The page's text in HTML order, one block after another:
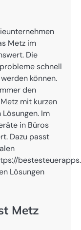
Metz im
Die
schnell
können.
den
mit kurzen
Im
in Büros
Dazu passt
Lösungen
Metz